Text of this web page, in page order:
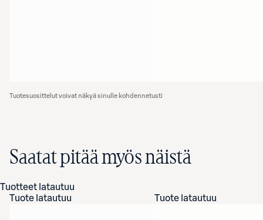
Tuotesuosittelut voivat näkyä sinulle kohdennetusti
Saatat pitää myös näistä
Tuotteet latautuu
Tuote latautuu
Tuote latautuu